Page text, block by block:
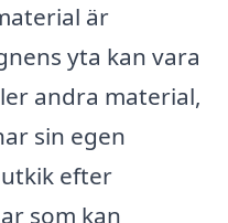
är
yta kan vara
andra material,
sin egen
efter
som kan